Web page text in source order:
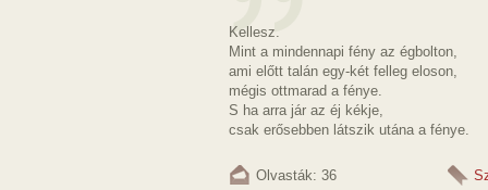
Kellesz.
Mint a mindennapi fény az égbolton,
ami előtt talán egy-két felleg eloson,
mégis ottmarad a fénye.
S ha arra jár az éj kékje,
csak erősebben látszik utána a fénye.
Olvasták: 36